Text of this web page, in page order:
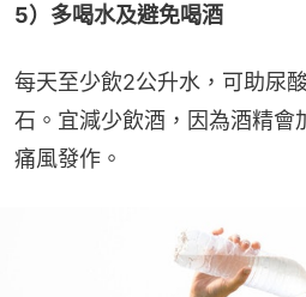
5）多喝水及避免喝酒
每天至少飲2公升水，可助尿
石。宜減少飲酒，因為酒精會
痛風發作。